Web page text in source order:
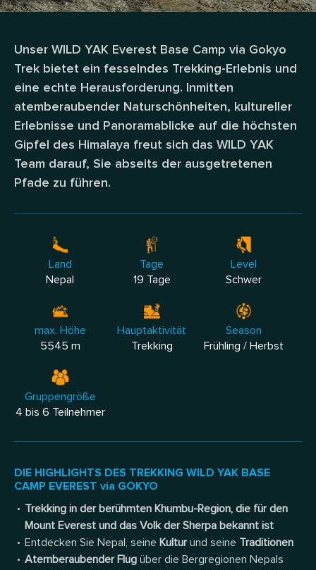
Unser WILD YAK Everest Base Camp via Gokyo
Trek bietet ein fesselndes Trekking-Erlebnis und
eine echte Herausforderung. Inmitten
atemberaubender Naturschönheiten, kultureller
Erlebnisse und Panoramablicke auf die höchsten
Gipfel des Himalaya freut sich das WILD YAK
Team darauf, Sie abseits der ausgetretenen
Pfade zu führen.
Land
Nepal
Tage
19 Tage
Level
Schwer
max. Höhe
5545 m
Hauptaktivität
Trekking
Season
Frühling / Herbst
Gruppengröße
4 bis 6 Teilnehmer
DIE HIGHLIGHTS DES TREKKING WILD YAK BASE
CAMP EVEREST via GOKYO
Trekking in der berühmten Khumbu-Region, die für den
Mount Everest und das Volk der Sherpa bekannt ist
Entdecken Sie Nepal, seine Kulturund seine Traditionen
Atemberaubender Flug über die Bergregionen Nepals